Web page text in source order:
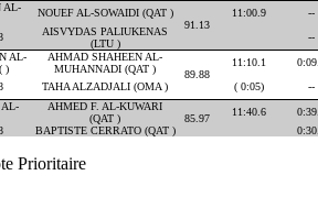
AL-
NOUEF AL-SOWAIDI (QAT )
91.13
11:00.9
--
AISVYDAS PALIUKENAS
(LTU )
--
AL-
)
AHMAD SHAHEEN AL-
MUHANNADI (QAT )
89.88
11:10.1
TAHA ALZADJALI (OMA ) ( 0:05) --
AHMED F. AL-KUWARI
(QAT )
85.97
11:40.6
BAPTISTE CERRATO (QAT )
Prioritaire